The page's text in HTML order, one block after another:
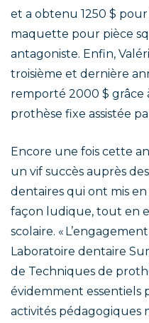
et a obtenu 1250 $
maquette pour pièce
antagoniste. Enfin,
troisième et dernière
remporté 2000 $ grâce
prothèse fixe assistée
Encore une fois cette
un vif succès auprès
dentaires qui ont mis
façon ludique, tout en
scolaire. «
Laboratoire dentaire
de Techniques de
évidemment essentiels
activités pédagogiques